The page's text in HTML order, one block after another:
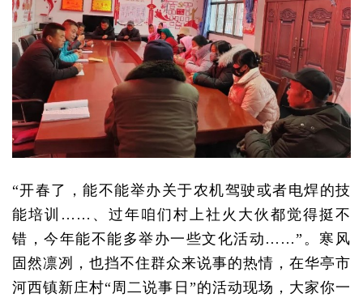
“开春了，能不能举办关于农机驾驶或者电焊的技
能培训……、过年咱们村上社火大伙都觉得挺不
错，今年能不能多举办一些文化活动……”。寒风
固然凛冽，也挡不住群众来说事的热情，在华亭市
河西镇新庄村“周二说事日”的活动现场，大家你一